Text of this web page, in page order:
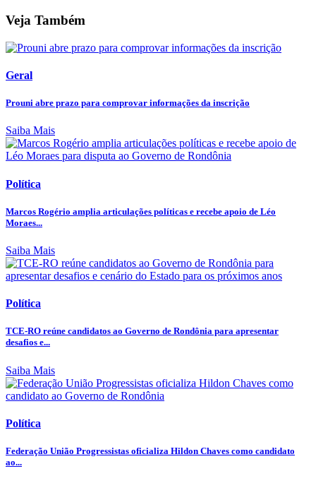
Veja Também
Geral
Prouni abre prazo para comprovar informações da inscrição
Saiba Mais
Política
Marcos Rogério amplia articulações políticas e recebe apoio de Léo
Moraes...
Saiba Mais
Política
TCE-RO reúne candidatos ao Governo de Rondônia para apresentar
desafios e...
Saiba Mais
Política
Federação União Progressistas oficializa Hildon Chaves como candidato
ao...